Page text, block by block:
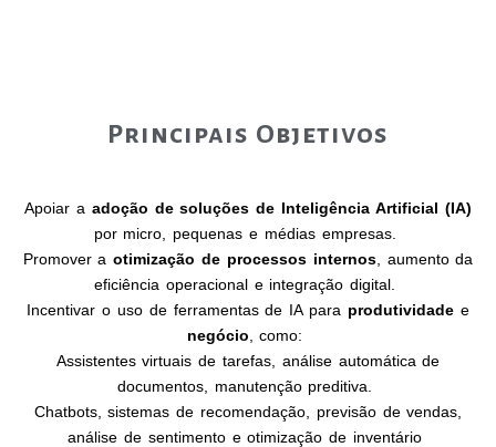
Principais Objetivos
Apoiar a adoção de soluções de Inteligência Artificial (IA)
por micro, pequenas e médias empresas.
Promover aotimização de processos internos, aumento da
eficiência operacional e integração digital.
Incentivar o uso de ferramentas de IA para produtividadee
negócio , como:
Assistentes virtuais de tarefas, análise automática de
documentos, manutenção preditiva.
Chatbots, sistemas de recomendação, previsão de vendas,
análise de sentimento e otimização de inventário